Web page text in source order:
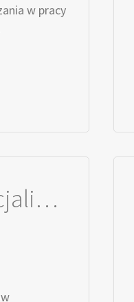
w pracy
Młodszy Specjalista / Młodsza Specjalistka ds. BHP